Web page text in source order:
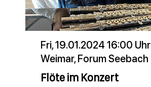
Fri, 19.01.2024 16:00 Uhr
Weimar, Forum Seebach
Flöte im Konzert